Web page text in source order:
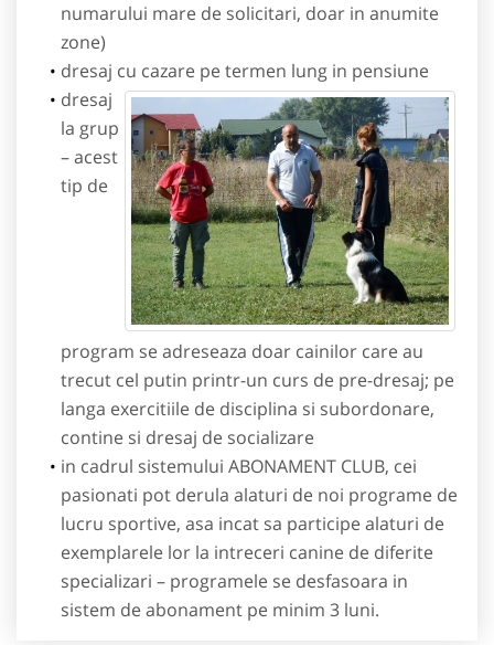
numarului mare de solicitari, doar in anumite
zone)
dresaj cu cazare pe termen lung in pensiune
dresaj
la grup
– acest
tip de
program se adreseaza doar cainilor care au
trecut cel putin printr-un curs de pre-dresaj; pe
langa exercitiile de disciplina si subordonare,
contine si dresaj de socializare
in cadrul sistemului ABONAMENT CLUB, cei
pasionati pot derula alaturi de noi programe de
lucru sportive, asa incat sa participe alaturi de
exemplarele lor la intreceri canine de diferite
specializari – programele se desfasoara in
sistem de abonament pe minim 3 luni.